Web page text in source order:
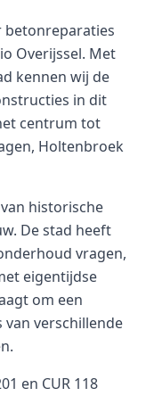
betonreparaties
Overijssel. Met
kennen wij de
in dit
centrum tot
Holtenbroek
historische
De stad heeft
vragen,
eigentijdse
om een
van verschillende
en CUR 118